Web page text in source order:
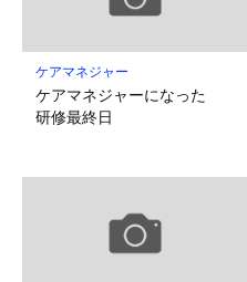
ケアマネジャー
ケアマネジャーになった
研修最終日